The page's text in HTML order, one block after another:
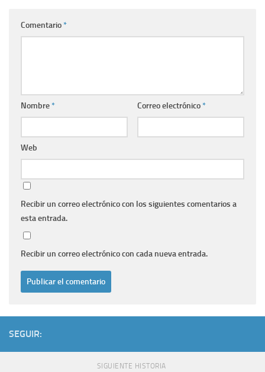
Comentario*
Nombre* Correo electrónico*
Web
Recibir un correo electrónico con los siguientes comentarios a
esta entrada.
Recibir un correo electrónico con cada nueva entrada.
SEGUIR:
SIGUIENTE HISTORIA